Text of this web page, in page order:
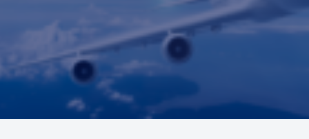
КОНТАКТИ
ОБЩИ УСЛОВИЯ
ЧЗВ